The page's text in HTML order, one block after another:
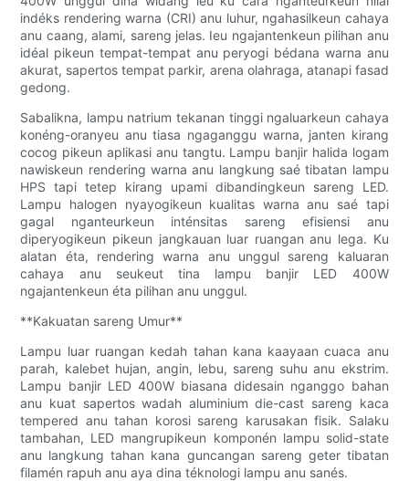
indéks rendering warna (CRI) anu luhur, ngahasilkeun cahaya
anu caang, alami, sareng jelas. Ieu ngajantenkeun pilihan anu
idéal pikeun tempat-tempat anu peryogi bédana warna anu
akurat, sapertos tempat parkir, arena olahraga, atanapi fasad
gedong.
Sabalikna, lampu natrium tekanan tinggi ngaluarkeun cahaya
konéng-oranyeu anu tiasa ngaganggu warna, janten kirang
cocog pikeun aplikasi anu tangtu. Lampu banjir halida logam
nawiskeun rendering warna anu langkung saé tibatan lampu
HPS tapi tetep kirang upami dibandingkeun sareng LED.
Lampu halogen nyayogikeun kualitas warna anu saé tapi
gagal nganteurkeun inténsitas sareng efisiensi anu
diperyogikeun pikeun jangkauan luar ruangan anu lega. Ku
alatan éta, rendering warna anu unggul sareng kaluaran
cahaya anu seukeut tina lampu banjir LED 400W
ngajantenkeun éta pilihan anu unggul.
**Kakuatan sareng Umur**
Lampu luar ruangan kedah tahan kana kaayaan cuaca anu
parah, kalebet hujan, angin, lebu, sareng suhu anu ekstrim.
Lampu banjir LED 400W biasana didesain nganggo bahan
anu kuat sapertos wadah aluminium die-cast sareng kaca
tempered anu tahan korosi sareng karusakan fisik. Salaku
tambahan, LED mangrupikeun komponén lampu solid-state
anu langkung tahan kana guncangan sareng geter tibatan
filamén rapuh anu aya dina téknologi lampu anu sanés.